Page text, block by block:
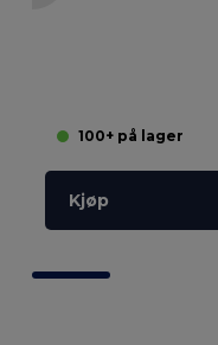
100+ på lager
Kjøp